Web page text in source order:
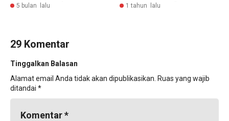
5 bulan lalu 1 tahun lalu
29 Komentar
Tinggalkan Balasan
Alamat email Anda tidak akan dipublikasikan. Ruas yang wajib
ditandai *
Komentar*